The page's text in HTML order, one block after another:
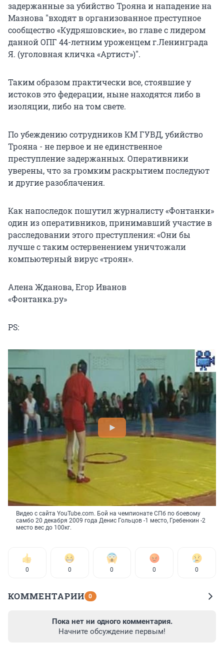
задержанные за убийство Трояна и нападение на
Мазнова "входят в организованное преступное
сообщество «Кудряшовские», во главе с лидером
данной ОПГ 44-летним уроженцем г.Ленинграда
Я. (уголовная кличка «Артист»)".
Таким образом практически все, стоявшие у
истоков это федерации, ныне находятся либо в
изоляции, либо на том свете.
По убеждению сотрудников КМ ГУВД, убийство
Трояна - не первое и не единственное
преступление задержанных. Оперативники
уверены, что за громким раскрытием последуют
и другие разоблачения.
Как напоследок пошутил журналисту «Фонтанки»
один из оперативников, принимавший участие в
расследовании этого преступления: «Они бы
лучше с таким остервенением уничтожали
компьютерный вирус «троян».
Алена Жданова, Егор Иванов
«Фонтанка.ру»
PS:
Видео с сайта YouTube.com. Бой на чемпионате СПб по боевому
самбо 20 декабря 2009 года Денис Гольцов -1 место, Гребенкин -2
место вес до 100кг.
0 0 0 0 0
КОММЕНТАРИИ 0
Пока нет ни одного комментария.
Начните обсуждение первым!